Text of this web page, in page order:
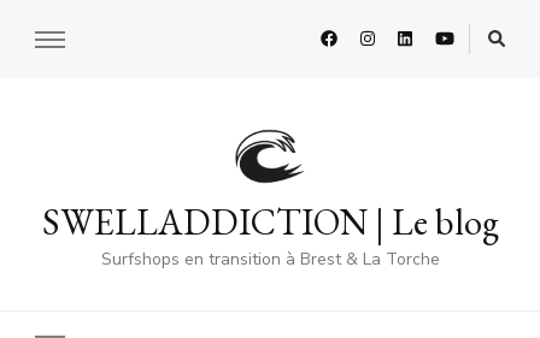
SWELLADDICTION | Le blog
Surfshops en transition à Brest & La Torche